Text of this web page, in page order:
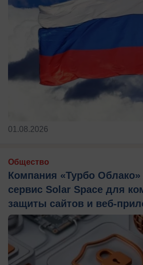
01.08.2026
Общество
Компания «Турбо Облако»
сервис Solar Space для
защиты сайтов и веб-